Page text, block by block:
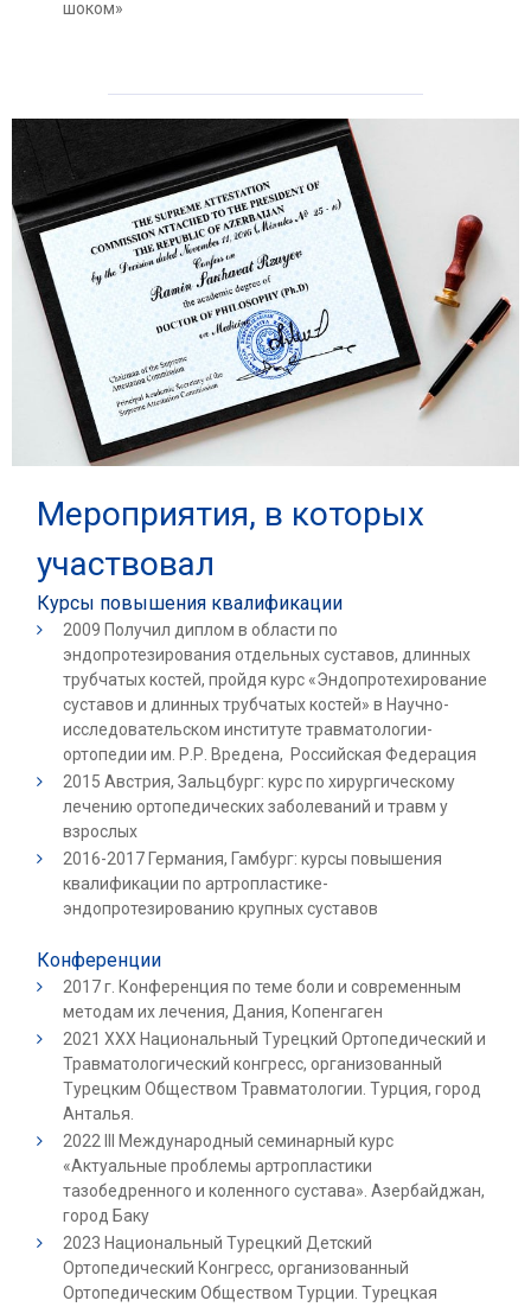
шоком»
Мероприятия, в которых
участвовал
Курсы повышения квалификации
2009 Получил диплом в области по
эндопротезирования отдельных суставов, длинных
трубчатых костей, пройдя курс «Эндопротехирование
суставов и длинных трубчатых костей» в Научно-
исследовательском институте травматологии-
ортопедии им. Р.Р. Вредена, Российская Федерация
2015 Австрия, Зальцбург: курс по хирургическому
лечению ортопедических заболеваний и травм у
взрослых
2016-2017 Германия, Гамбург: курсы повышения
квалификации по артропластике-
эндопротезированию крупных суставов
Конференции
2017 г. Конференция по теме боли и современным
методам их лечения, Дания, Копенгаген
2021 XXX Национальный Турецкий Ортопедический и
Травматологический конгресс, организованный
Турецким Обществом Травматологии. Турция, город
Анталья.
2022 III Международный семинарный курс
«Актуальные проблемы артропластики
тазобедренного и коленного сустава». Азербайджан,
город Баку
2023 Национальный Турецкий Детский
Ортопедический Конгресс, организованный
Ортопедическим Обществом Турции. Турецкая